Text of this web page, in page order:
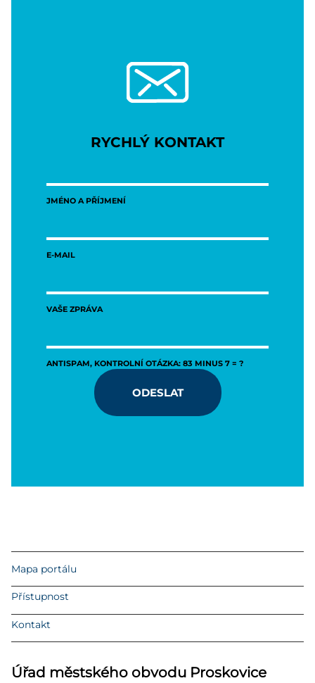
RYCHLÝ KONTAKT
JMÉNO A PŘÍJMENÍ
E-MAIL
VAŠE ZPRÁVA
ANTISPAM, KONTROLNÍ OTÁZKA: 83 MINUS 7 = ?
ODESLAT
Mapa portálu
Přístupnost
Kontakt
Úřad městského obvodu Proskovice